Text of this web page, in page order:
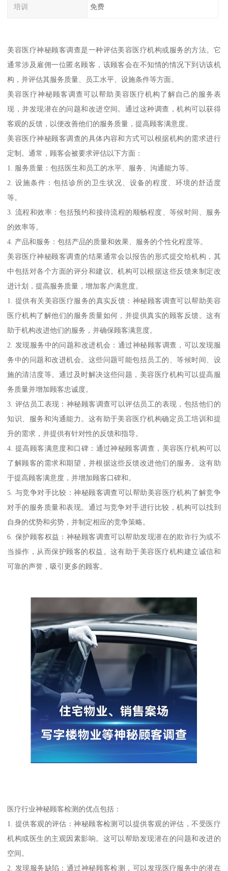
培训 免费
美容医疗神秘顾客调查是一种评估美容医疗机构或服务的方法。它
通常涉及雇佣一位匿名顾客，该顾客会在不知情的情况下到访该机
构，并评估其服务质量、员工水平、设施条件等方面。
美容医疗神秘顾客调查可以帮助美容医疗机构了解自己的服务表
现，并发现潜在的问题和改进空间。通过这种调查，机构可以获得
客观的反馈，以便改善他们的服务质量，提高顾客满意度。
美容医疗神秘顾客调查的具体内容和方式可以根据机构的需求进行
定制。通常，顾客会被要求评估以下方面：
1. 服务质量：包括医生和员工的水平、服务、沟通能力等。
2. 设施条件：包括诊所的卫生状况、设备的程度、环境的舒适度
等。
3. 流程和效率：包括预约和接待流程的顺畅程度、等候时间、服务
的效率等。
4. 产品和服务：包括产品的质量和效果、服务的个性化程度等。
美容医疗神秘顾客调查的结果通常会以报告的形式提交给机构，其
中包括对各个方面的评分和建议。机构可以根据这些反馈来制定改
进计划，提高服务质量，增加客户满意度。
1. 提供有关美容医疗服务的真实反馈：神秘顾客调查可以帮助美容
医疗机构了解他们的服务质量如何，并提供真实的顾客反馈。这有
助于机构改进他们的服务，并确保顾客满意度。
2. 发现服务中的问题和改进机会：通过神秘顾客调查，可以发现服
务中的问题和改进机会。这些问题可能包括员工的、等候时间、设
施的清洁度等。通过及时解决这些问题，美容医疗机构可以提高服
务质量并增加顾客忠诚度。
3. 评估员工表现：神秘顾客调查可以评估员工的表现，包括他们的
知识、服务和沟通能力。这有助于美容医疗机构确定员工培训和提
升的需求，并提供有针对性的反馈和指导。
4. 提高顾客满意度和口碑：通过神秘顾客调查，美容医疗机构可以
了解顾客的需求和期望，并根据这些反馈改进他们的服务。这有助
于提高顾客满意度，并增加顾客口碑和。
5. 与竞争对手比较：神秘顾客调查可以帮助美容医疗机构了解竞争
对手的服务质量和表现。通过与竞争对手进行比较，机构可以找到
自身的优势和劣势，并制定相应的竞争策略。
6. 保护顾客权益：神秘顾客调查可以帮助发现潜在的欺诈行为或不
当操作，从而保护顾客的权益。这有助于美容医疗机构建立诚信和
可靠的声誉，吸引更多的顾客。
医疗行业神秘顾客检测的优点包括：
1. 提供客观的评估：神秘顾客检测可以提供客观的评估，不受医疗
机构或医生的主观因素影响。这可以帮助发现潜在的问题和改进的
空间。
2. 发现服务缺陷：通过神秘顾客检测，可以发现医疗服务中的潜在